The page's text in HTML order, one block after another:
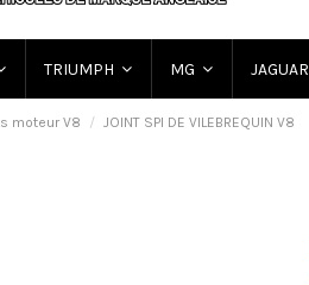
TRIUMPH MG JAGUAR
moteur V8 JOINT SPI DE VILEBREQUIN V8